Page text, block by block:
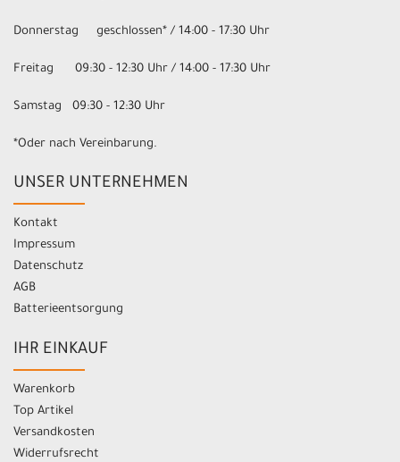
Donnerstag geschlossen* / 14:00 - 17:30 Uhr
Freitag 09:30 - 12:30 Uhr / 14:00 - 17:30 Uhr
Samstag 09:30 - 12:30 Uhr
*Oder nach Vereinbarung.
UNSER UNTERNEHMEN
Kontakt
Impressum
Datenschutz
AGB
Batterieentsorgung
IHR EINKAUF
Warenkorb
Top Artikel
Versandkosten
Widerrufsrecht